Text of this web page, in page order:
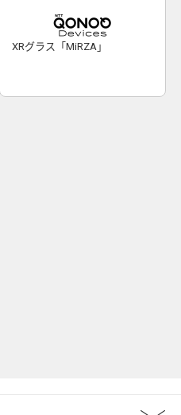
XRグラス「MiRZA」